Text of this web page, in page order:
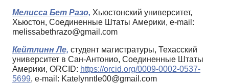
Мелисса Бет Разо, Хьюстонский университет,
Хьюстон, Соединенные Штаты Америки, e-mail:
melissabethrazo@gmail.com
Кейтлинн Ле, студент магистратуры, Техасский
университет в Сан-Антонио, Соединенные Штаты
Америки, ORCID: https://orcid.org/0009-0002-0537-
5699, e-mail: Katelynntle00@gmail.com